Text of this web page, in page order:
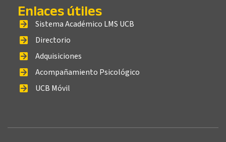
Enlaces útiles
Sistema Académico LMS UCB
Directorio
Adquisiciones
Acompañamiento Psicológico
UCB Móvil